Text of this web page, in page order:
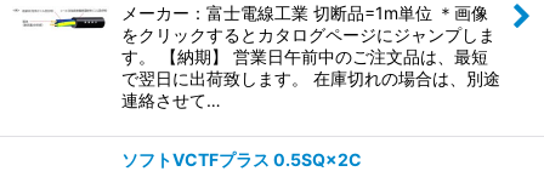
メーカー：富士電線工業 切断品=1m単位 ＊画像
をクリックするとカタログページにジャンプしま
す。 【納期】 営業日午前中のご注文品は、最短
で翌日に出荷致します。 在庫切れの場合は、別途
連絡させて…
ソフトVCTFプラス 0.5SQ×2C